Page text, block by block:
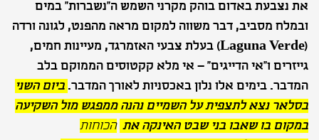
את נצבעת באדום בוהק מקרני השמש ה"נשברות" במים
ובמלח מסביב, דבר משווה למקום מראה מהפנט, לגונה ורדה
(
Laguna Verde) בעלת צבעי האזמרגד, מעיינות חמים,
גייזרים ו"אי הדייגים" – אי מלא קקטוסים הממוקם בלב
המדבר. בימים אלו נלון באכסניות לאורך המדבר. ביום השני
בסלאר נצא לתצפית על השמיים נהנה ממפגש מול השקיעה
במקום בו שאבו בני שבט האינקה את הכוחות